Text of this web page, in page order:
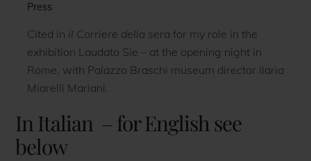
Press
Cited in il Corriere della sera for my role in the
exhibition Laudato Sie – at the opening night in
Rome, with Palazzo Braschi museum director Ilaria
Miarelli Mariani.
In Italian – for English see
below